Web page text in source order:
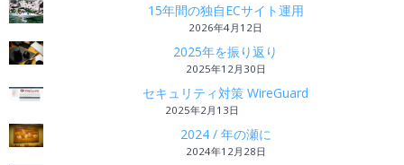
15年間の独自ECサイト運用
2026年4月12日
2025年を振り返り
2025年12月30日
セキュリティ対策 WireGuard
2025年2月13日
2024 / 年の瀬に
2024年12月28日